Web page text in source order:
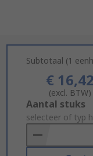
Subtotaal (1
€ 16,42
(excl. BTW)
Add
to
Basket
Aantal stuks
selecteer of typ